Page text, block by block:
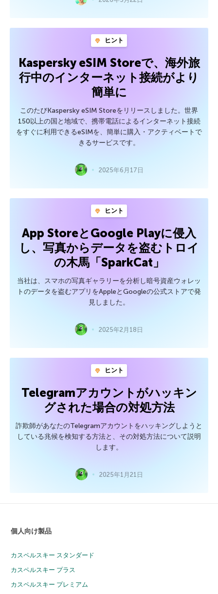
ヒント
Kaspersky eSIM Storeで、海外旅
行中のインターネット接続がより
簡単に
このたびKaspersky eSIM Storeをリリースしました。世界
150以上の国と地域で、携帯電話によるインターネット接続
をすぐに利用できるeSIMを、簡単に購入・アクティベートで
きるサービスです。
2025年6月17日
ヒント
App StoreとGoogle Playに侵入
し、写真からデータを盗むトロイ
の木馬「SparkCat」
当社は、スマホの写真ギャラリーを分析し暗号資産ウォレッ
トのデータを盗むアプリをAppleとGoogleの公式ストアで発
見しました。
2025年2月18日
ヒント
Telegramアカウントがハッキン
グされた場合の対処方法
詐欺師があなたのTelegramアカウントをハッキングしようと
している兆候を検知する方法と、その対処方法について説明
します。
2025年1月21日
個人向け製品
カスペルスキー スタンダード
カスペルスキー プラス
カスペルスキー プレミアム